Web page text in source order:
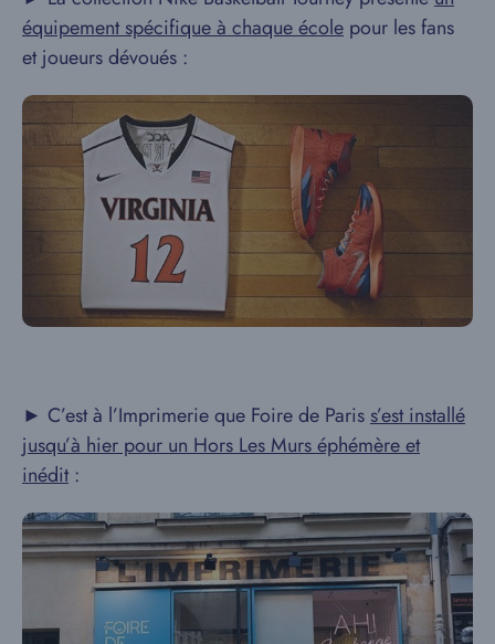
équipement spécifique à chaque école pour les fans
et joueurs dévoués :
► C’est à l’Imprimerie que Foire de Paris s’est installé
jusqu’à hier pour un Hors Les Murs éphémère et
inédit: